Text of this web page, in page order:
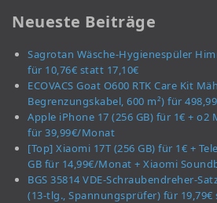
Neueste Beiträge
Sagrotan Wäsche-Hygienespüler
für 10,76€ statt 17,10€
ECOVACS Goat O600 RTK Care Kit
Begrenzungskabel, 600 m²) für
Apple iPhone 17 (256 GB) für 1€ +
für 39,99€/Monat
[Top] Xiaomi 17T (256 GB) für 1€ +
GB für 14,99€/Monat + Xiaomi
BGS 35814 VDE-Schraubendreher-
(13-tlg., Spannungsprüfer) für 19,79€